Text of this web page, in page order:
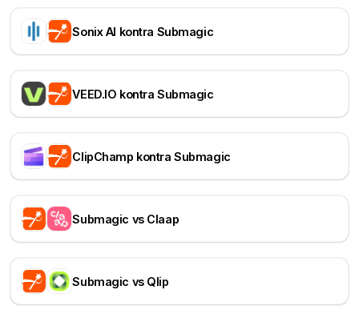
Sonix AI kontra Submagic
VEED.IO kontra Submagic
ClipChamp kontra Submagic
Submagic vs Claap
Submagic vs Qlip